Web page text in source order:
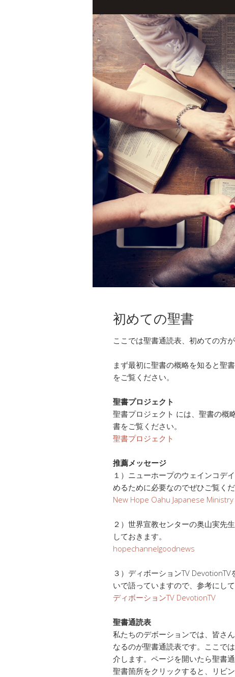
初めての聖書
ここでは聖書通読表、初めての方
まず最初に聖書の概略を知ると聖
をご覧ください。
聖書プロジェクト
聖書プロジェクト には、聖書の概
書をご覧ください。
聖書プロジェクト
推薦メッセージ
１）ニューホープのウェインコデ
めるために必要なのでぜひご覧く
New Hope Oahu Japanese Ministry
２）世界宣教センターの奥山実先
しておきます。
hopechannelgoodnews
３）ディボーションTV
いで語っていますので、参考にして
ディボーションTV DevotionTV
聖書通読表
私たちのデボーションでは、皆さ
なるのが聖書通読表です。ここで
介します。ページを開いたら聖書
聖書箇所をクリックすると、リビ